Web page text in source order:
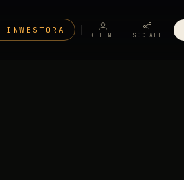
INWESTORA
KLIENT SOCIALE